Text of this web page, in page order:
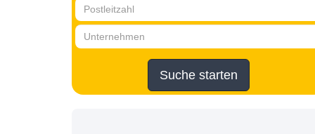
Suche starten